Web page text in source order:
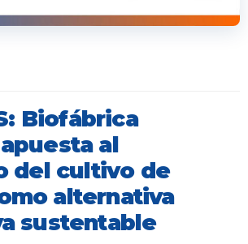
Biofábrica
al
del cultivo de
alternativa
sustentable